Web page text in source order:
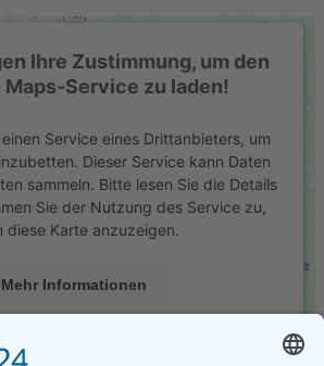
Ihre Zustimmung, um den
Maps-Service zu laden!
Service eines Drittanbieters, um
Dieser Service kann Daten
sammeln. Bitte lesen Sie die Details
Sie der Nutzung des Service zu,
diese Karte anzuzeigen.
Mehr Informationen